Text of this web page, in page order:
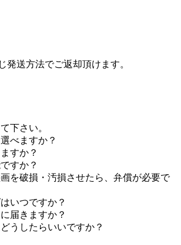
発送方法でご返却頂けます。
下さい。
べますか？
すか？
すか？
を破損・汚損させたら、弁償が必要で
いつですか？
届きますか？
うしたらいいですか？